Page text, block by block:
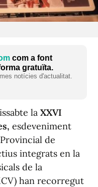
com a font
gratuïta.
notícies d'actualitat.
la XXVI
esdeveniment
de
integrats en la
de la
han recorregut